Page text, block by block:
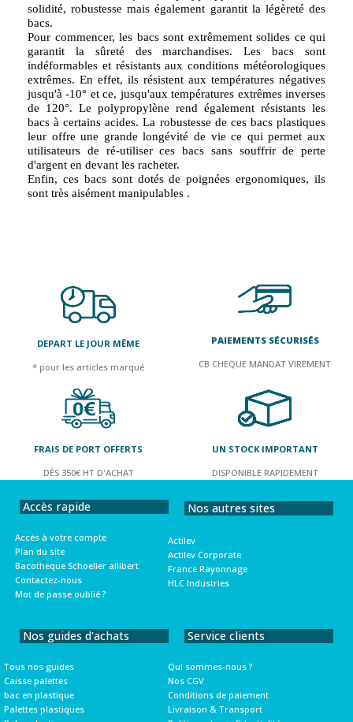
solidité, robustesse mais également garantit la légèreté des
bacs.
Pour commencer, les bacs sont extrêmement solides ce qui
garantit la sûreté des marchandises. Les bacs sont
indéformables et résistants aux conditions météorologiques
extrêmes. En effet, ils résistent aux températures négatives
jusqu'à -10° et ce, jusqu'aux températures extrêmes inverses
de 120°. Le polypropylène rend également résistants les
bacs à certains acides. La robustesse de ces bacs plastiques
leur offre une grande longévité de vie ce qui permet aux
utilisateurs de ré-utiliser ces bacs sans souffrir de perte
d'argent en devant les racheter.
Enfin, ces bacs sont dotés de poignées ergonomiques, ils
sont très aisément manipulables .
DEPART LE JOUR MÊME
* pour les articles marqué
PAIEMENTS SÉCURISÉS
CB CHEQUE MANDAT VIREMENT
FRAIS DE PORT OFFERTS
DÈS 350€ HT D'ACHAT
UN STOCK IMPORTANT
DISPONIBLE RAPIDEMENT
Accès rapide
Accès à votre compte
Plan du site
Bacotheque Schoeller allibert
Contactez-nous
Mot de passe oublié ?
Nos autres sites
Actilev
Actilev Corporate
France Rayonnage
HLC Industries
Nos guides d'achats
Tous nos guides
Caisse palettes
bac en plastique
Palettes plastiques
Service clients
Qui sommes-nous ?
Nos CGV
Conditions de paiement
Livraison & Transport